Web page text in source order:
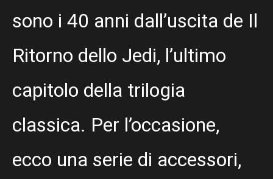
sono i 40 anni dall’uscita de Il
Ritorno dello Jedi, l’ultimo
capitolo della trilogia
classica. Per l’occasione,
ecco una serie di accessori,